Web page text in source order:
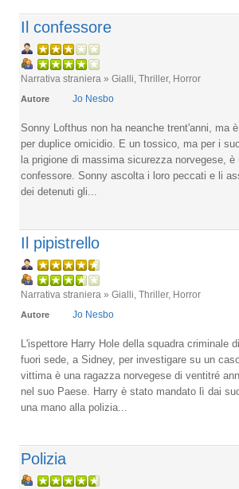
Il confessore
Narrativa straniera » Gialli, Thriller, Horror
Autore Jo Nesbo
Sonny Lofthus non ha neanche trent'anni, ma
per duplice omicidio. E un tossico, ma per i
la prigione di massima sicurezza norvegese, è
confessore. Sonny ascolta i loro peccati e li
dei detenuti gli...
Il pipistrello
Narrativa straniera » Gialli, Thriller, Horror
Autore Jo Nesbo
L'ispettore Harry Hole della squadra criminale
fuori sede, a Sidney, per investigare su un
vittima è una ragazza norvegese di ventitré
nel suo Paese. Harry è stato mandato lì dai
una mano alla polizia...
Polizia